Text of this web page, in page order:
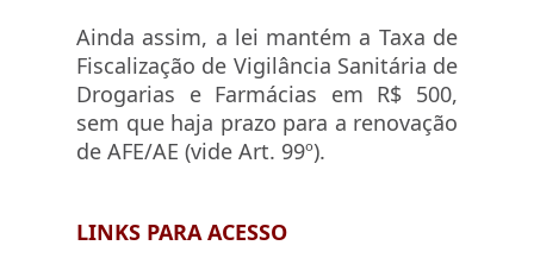
Ainda assim, a lei mantém a Taxa de
Fiscalização de Vigilância Sanitária de
Drogarias e Farmácias em R$ 500,
sem que haja prazo para a renovação
de AFE/AE (vide Art. 99º).
LINKS PARA ACESSO